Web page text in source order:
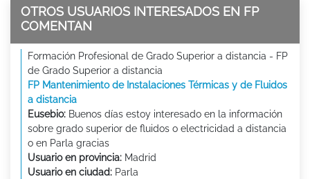
OTROS USUARIOS INTERESADOS EN FP
COMENTAN
Formación Profesional de Grado Superior a distancia - FP
de Grado Superior a distancia
FP Mantenimiento de Instalaciones Térmicas y de Fluidos
a distancia
Eusebio: Buenos días estoy interesado en la información
sobre grado superior de fluidos o electricidad a distancia
o en Parla gracias
Usuario en provincia: Madrid
Usuario en ciudad: Parla